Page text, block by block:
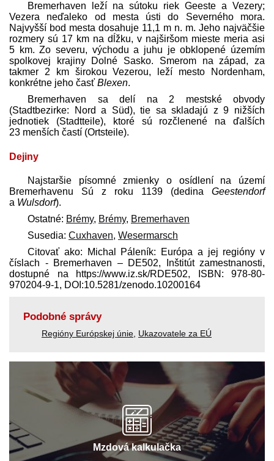
Bremerhaven leží na sútoku riek Geeste a Vezery;
Vezera neďaleko od mesta ústi do Severného mora.
Najvyšší bod mesta dosahuje 11,1 m n. m. Jeho najväčšie
rozmery sú 17 km na dĺžku, v najširšom mieste meria asi
5 km. Zo severu, východu a juhu je obklopené územím
spolkovej krajiny Dolné Sasko. Smerom na západ, za
takmer 2 km širokou Vezerou, leží mesto Nordenham,
konkrétne jeho časť Blexen.
Bremerhaven sa delí na 2 mestské obvody
(Stadtbezirke: Nord a Süd), tie sa skladajú z 9 nižších
jednotiek (Stadtteile), ktoré sú rozčlenené na ďalších
23 menších častí (Ortsteile).
Dejiny
Najstaršie písomné zmienky o osídlení na území
Bremerhavenu Sú z roku 1139 (dedina Geestendorf
a Wulsdorf).
Ostatné: Brémy, Brémy, Bremerhaven
Susedia: Cuxhaven, Wesermarsch
Citovať ako: Michal Páleník: Európa a jej regióny v
číslach - Bremerhaven – DE502, Inštitút zamestnanosti,
dostupné na https://www.iz.sk/​RDE502, ISBN: 978-80-
970204-9-1, DOI:10.5281/zenodo.10200164
Podobné správy
Regióny Európskej únie Ukazovatele za EÚ
Mzdová kalkulačka